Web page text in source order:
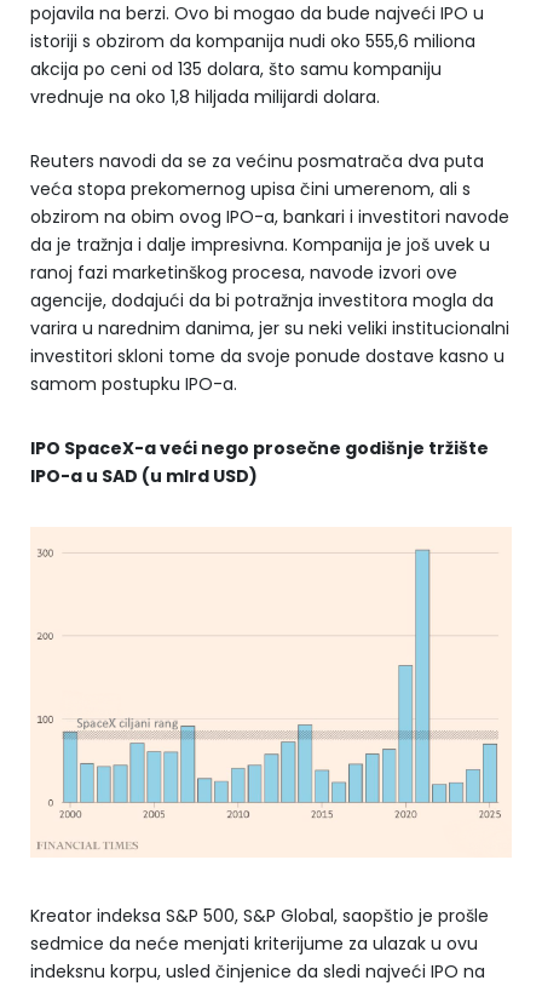
pojavila na berzi. Ovo bi mogao da bude najveći IPO u
istoriji s obzirom da kompanija nudi oko 555,6 miliona
akcija po ceni od 135 dolara, što samu kompaniju
vrednuje na oko 1,8 hiljada milijardi dolara.
Reuters navodi da se za većinu posmatrača dva puta
veća stopa prekomernog upisa čini umerenom, ali s
obzirom na obim ovog IPO-a, bankari i investitori navode
da je tražnja i dalje impresivna. Kompanija je još uvek u
ranoj fazi marketinškog procesa, navode izvori ove
agencije, dodajući da bi potražnja investitora mogla da
varira u narednim danima, jer su neki veliki institucionalni
investitori skloni tome da svoje ponude dostave kasno u
samom postupku IPO-a.
IPO SpaceX-a veći nego prosečne godišnje tržište
IPO-a u SAD (u mlrd USD)
Kreator indeksa S&P 500, S&P Global, saopštio je prošle
sedmice da neće menjati kriterijume za ulazak u ovu
indeksnu korpu, usled činjenice da sledi najveći IPO na